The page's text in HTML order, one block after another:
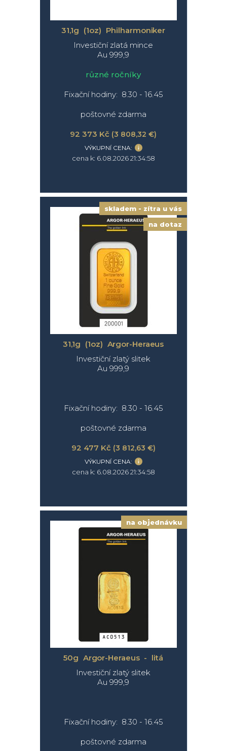
31,1g (1oz) Philharmoniker
Investiční zlatá mince
Au 999,9
různé ročníky
Fixační hodiny: 8.30 - 16.45
poštovné zdarma
92 373 Kč (3 808,32 €)
VÝKUPNÍ CENA:
cena k: 6.08.2026 21:34:58
skladem - zítra u vás
na dotaz
31,1g (1oz) Argor-Heraeus
Investiční zlatý slitek
Au 999,9
Fixační hodiny: 8.30 - 16.45
poštovné zdarma
92 477 Kč (3 812,63 €)
VÝKUPNÍ CENA:
cena k: 6.08.2026 21:34:58
na objednávku
50g Argor-Heraeus - litá
Investiční zlatý slitek
Au 999,9
Fixační hodiny: 8.30 - 16.45
poštovné zdarma